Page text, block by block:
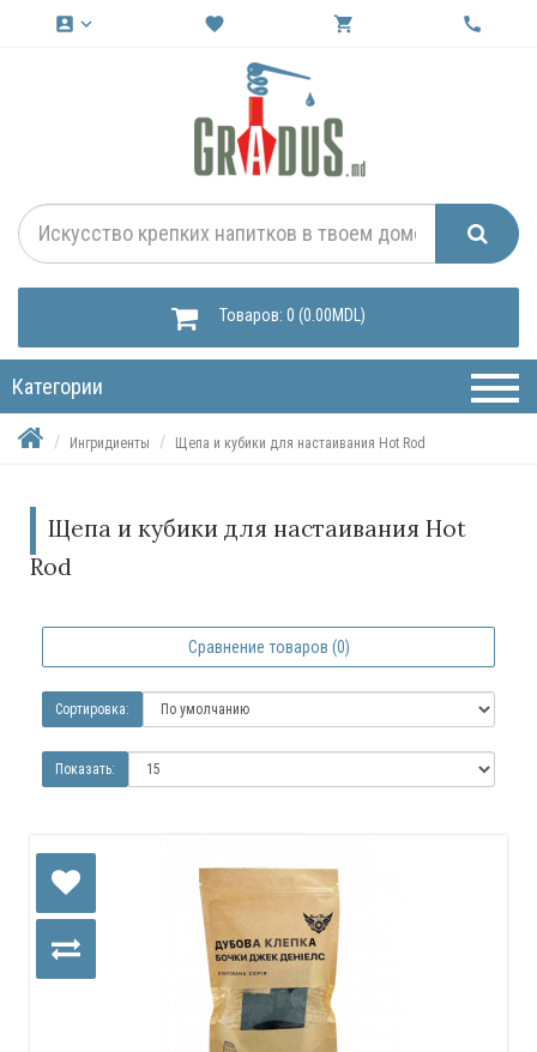
account_box keyboard_arrow_down favorite shopping_cart call
Товаров: 0 (0.00MDL)
Категории
Ингридиенты Щепа и кубики для настаивания Hot Rod
Щепа и кубики для настаивания Hot
Rod
Сравнение товаров (0)
Сортировка:
Показать: